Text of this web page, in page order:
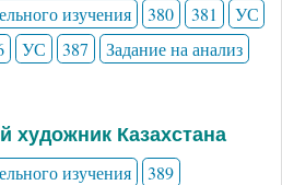
изучения 380 381
УС
УС 387
Задание на анализ
Казахстана
изучения
389